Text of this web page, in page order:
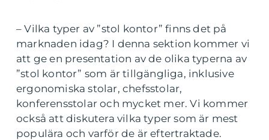
– Vilka typer av ”stol kontor” finns det på
marknaden idag? I denna sektion kommer vi
att ge en presentation av de olika typerna av
”stol kontor” som är tillgängliga, inklusive
ergonomiska stolar, chefsstolar,
konferensstolar och mycket mer. Vi kommer
också att diskutera vilka typer som är mest
populära och varför de är eftertraktade.